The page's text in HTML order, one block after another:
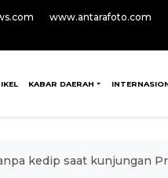
www.antarafoto.com
KABAR DAERAH
kedip saat kunjungan